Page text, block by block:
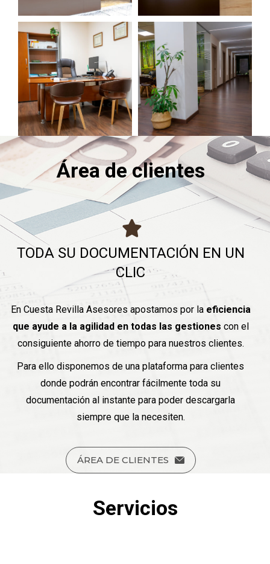
Área de clientes
TODA SU DOCUMENTACIÓN EN UN
CLIC
En Cuesta Revilla Asesores apostamos por la eficiencia
que ayude a la agilidad en todas las gestiones con el
consiguiente ahorro de tiempo para nuestros clientes.
Para ello disponemos de una plataforma para clientes
donde podrán encontrar fácilmente toda su
documentación al instante para poder descargarla
siempre que la necesiten.
ÁREA DE CLIENTES
Servicios